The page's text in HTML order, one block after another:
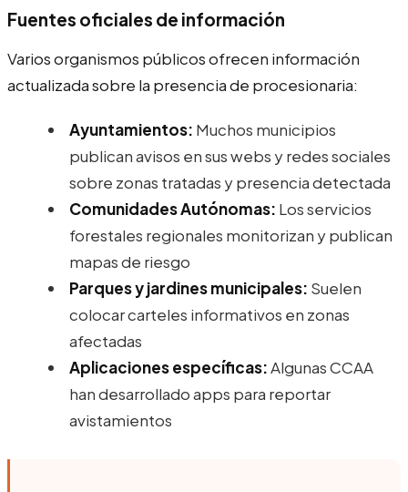
Fuentes oficiales de información
Varios organismos públicos ofrecen información
actualizada sobre la presencia de procesionaria:
Ayuntamientos: Muchos municipios
publican avisos en sus webs y redes sociales
sobre zonas tratadas y presencia detectada
Comunidades Autónomas: Los servicios
forestales regionales monitorizan y publican
mapas de riesgo
Parques y jardines municipales: Suelen
colocar carteles informativos en zonas
afectadas
Aplicaciones específicas:Algunas CCAA
han desarrollado apps para reportar
avistamientos